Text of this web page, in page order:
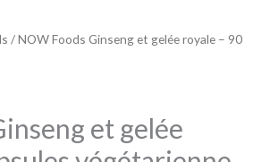
/ NOW Foods Ginseng et gelée royale – 90
et gelée